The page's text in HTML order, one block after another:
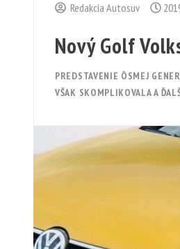
Redakcia Autosuv
Nový Golf
PREDSTAVENIE ÔSMEJ
VŠAK SKOMPLIKOVALA A